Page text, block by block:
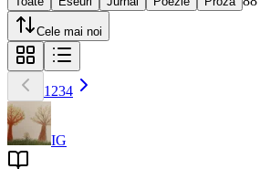
Cele mai noi
1 234
IG